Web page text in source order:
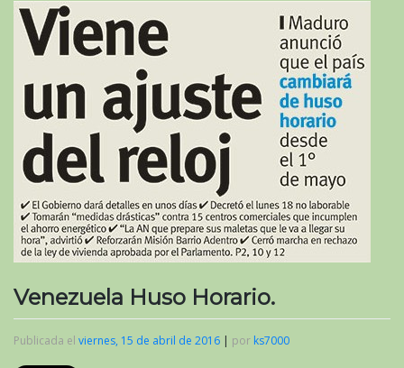
Venezuela Huso Horario.
Publicada el viernes, 15 de abril de 2016 | por ks7000